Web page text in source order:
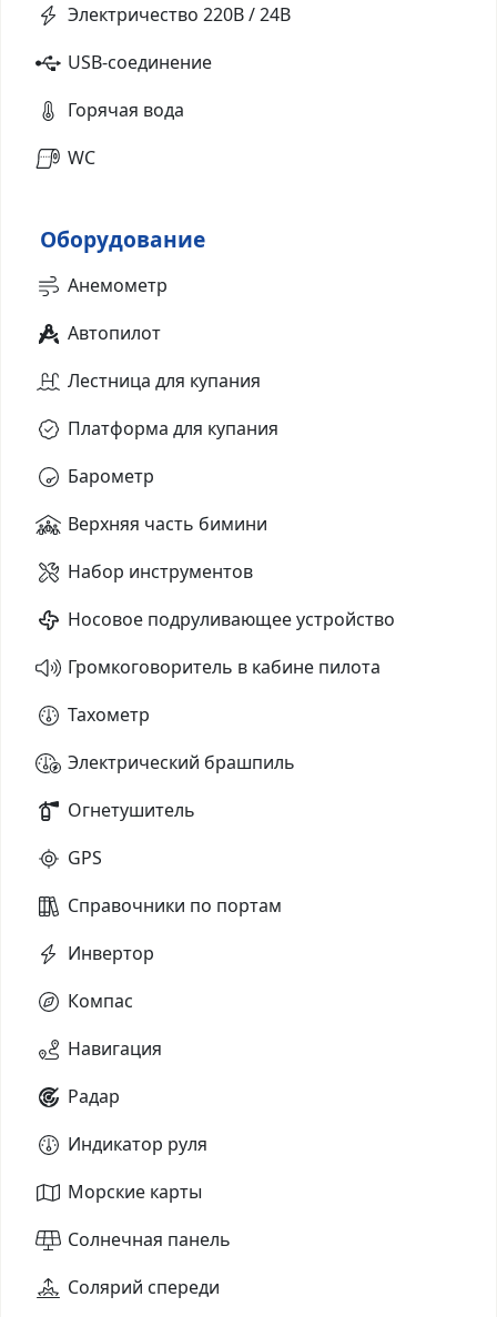
Электричество 220В / 24В
USB-соединение
Горячая вода
WC
Оборудование
Анемометр
Автопилот
Лестница для купания
Платформа для купания
Барометр
Верхняя часть бимини
Набор инструментов
Носовое подруливающее устройство
Громкоговоритель в кабине пилота
Тахометр
Электрический брашпиль
Огнетушитель
GPS
Справочники по портам
Инвертор
Компас
Навигация
Радар
Индикатор руля
Морские карты
Солнечная панель
Солярий спереди